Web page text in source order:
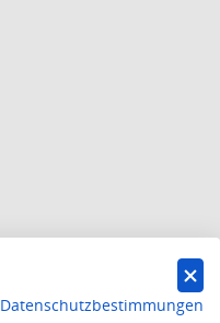
Datenschutzbestimmungen